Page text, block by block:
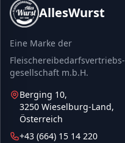
AllesWurst
Eine Marke der
Fleischereibedarfsvertriebs-
gesellschaft m.b.H.
Berging 10,
3250 Wieselburg-Land,
Österreich
+43 (664) 15 14 220